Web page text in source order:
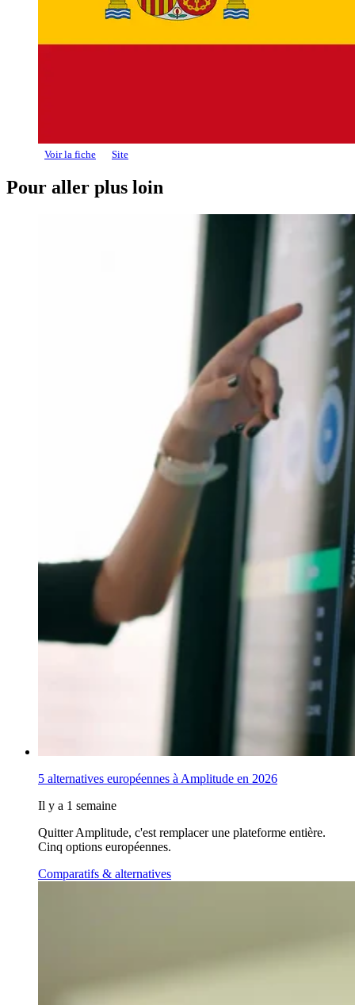
Voir la fiche Site
Pour aller plus loin
5 alternatives européennes à Amplitude en 2026
Il y a 1 semaine
Quitter Amplitude, c'est remplacer une plateforme entière.
Cinq options européennes.
Comparatifs & alternatives